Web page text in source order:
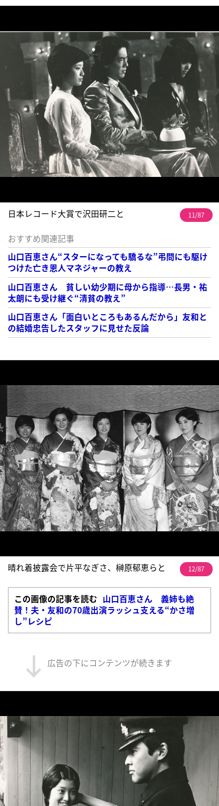
日本レコード大賞で沢田研二と 11/87
おすすめ関連記事
山口百恵さん“スターになっても驕るな”弔問にも駆け
つけた亡き恩人マネジャーの教え
山口百恵さん 貧しい幼少期に母から指導…長男・祐
太朗にも受け継ぐ“清貧の教え”
山口百恵さん「面白いところもあるんだから」友和と
の結婚忠告したスタッフに見せた反論
晴れ着披露会で片平なぎさ、榊原郁恵らと 12/87
この画像の記事を読む 山口百恵さん 義姉も絶
賛！夫・友和の70歳出演ラッシュ支える“かさ増
し”レシピ
広告の下にコンテンツが続きます